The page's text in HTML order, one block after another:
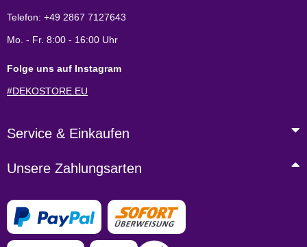
Telefon: +49 2867 7127643
Mo. - Fr. 8:00 - 16:00 Uhr
Folge uns auf Instagram
#DEKOSTORE.EU
Service & Einkaufen
Unsere Zahlungsarten